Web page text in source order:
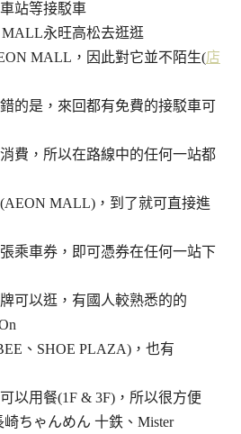
站等接駁車
永旺高松去逛逛
MALL，因此對它並不陌生(店
的是，來回都有免費的接駁車可
費，所以在路線中的任何一站都
MALL)，到了就可直接進
乘車券，即可憑券在任何一站下
可以逛，有國人較熟悉的的
、SHOE PLAZA)，也有
可以用餐(1F & 3F)，所以很方便
ちゃんめん 十鉄、Mister